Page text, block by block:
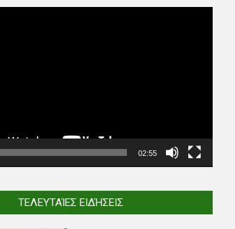
02:55
ΤΕΛΕΥΤΑΊΕΣ ΕΙΔΉΣΕΙΣ